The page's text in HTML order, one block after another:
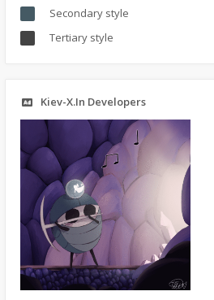
Secondary style
Tertiary style
Kiev-X.In Developers